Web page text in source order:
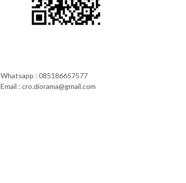
Whatsapp : 085186657577
Email : cro.diorama@gmail.com